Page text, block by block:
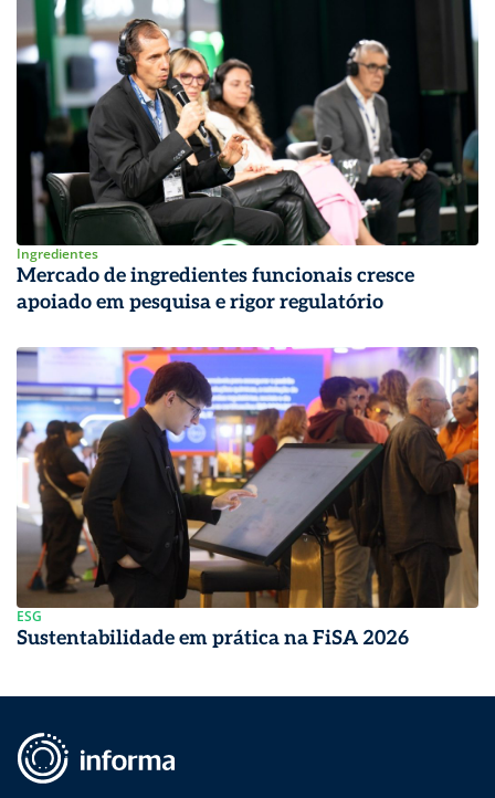
Ingredientes
Mercado de ingredientes funcionais cresce
apoiado em pesquisa e rigor regulatório
ESG
Sustentabilidade em prática na FiSA 2026